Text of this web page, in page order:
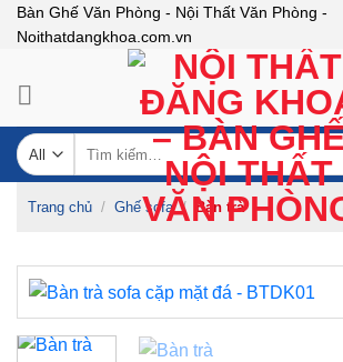
SkipBàn Ghế Văn Phòng - Nội Thất Văn Phòng -
Noithatdangkhoa.com.vn
kiếm:
Trang chủ / Ghế sofa / Bàn trà